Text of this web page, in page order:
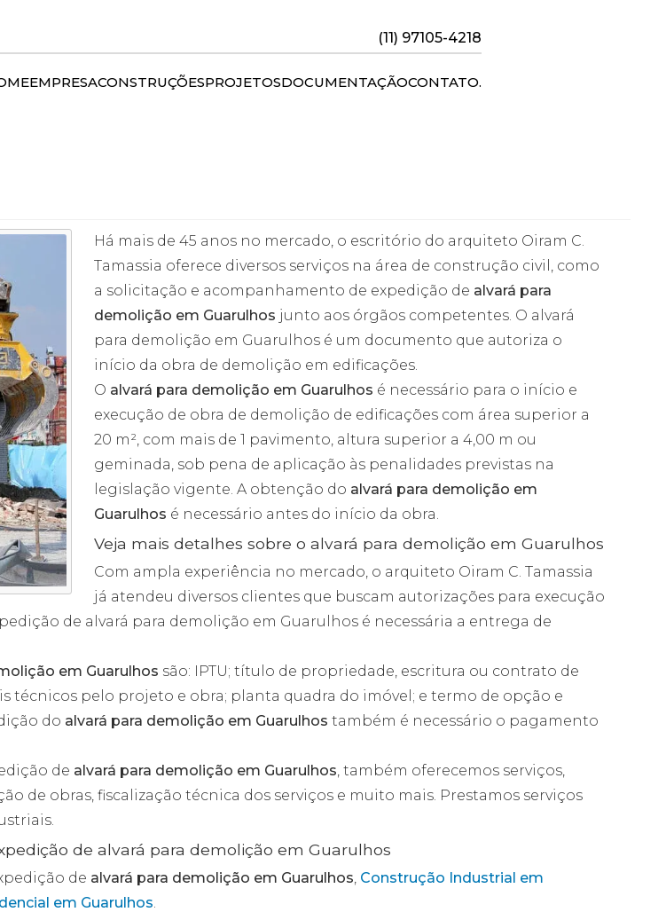
(11) 97105-4218
EMPRESACONSTRUÇÕESPROJETOSDOCUMENTAÇÃOCONTATO.
Há mais de 45 anos no mercado, o escritório do arquiteto Oiram C.
Tamassia oferece diversos serviços na área de construção civil, como
a solicitação e acompanhamento de expedição de alvará para
demolição em Guarulhos junto aos órgãos competentes. O alvará
para demolição em Guarulhos é um documento que autoriza o
início da obra de demolição em edificações.
O alvará para demolição em Guarulhos é necessário para o início e
execução de obra de demolição de edificações com área superior a
20 m², com mais de 1 pavimento, altura superior a 4,00 m ou
geminada, sob pena de aplicação às penalidades previstas na
legislação vigente. A obtenção do alvará para demolição em
Guarulhos é necessário antes do início da obra.
Veja mais detalhes sobre o alvará para demolição em Guarulhos
Com ampla experiência no mercado, o arquiteto Oiram C. Tamassia
já atendeu diversos clientes que buscam autorizações para execução
de alvará para demolição em Guarulhos é necessária a entrega de
em Guarulhos são: IPTU; título de propriedade, escritura ou contrato de
técnicos pelo projeto e obra; planta quadra do imóvel; e termo de opção e
do alvará para demolição em Guarulhos também é necessário o pagamento
de alvará para demolição em Guarulhos, também oferecemos serviços,
de obras, fiscalização técnica dos serviços e muito mais. Prestamos serviços
de alvará para demolição em Guarulhos
de alvará para demolição em Guarulhos, Construção Industrial em
em Guarulhos.